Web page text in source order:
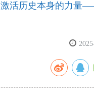
激活历史本身的力量